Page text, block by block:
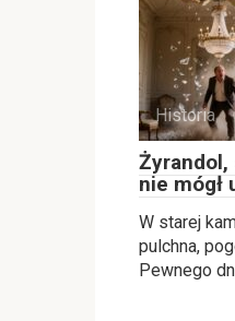
Historia
Żyrandol,
nie mógł
W starej
pulchna,
Pewnego